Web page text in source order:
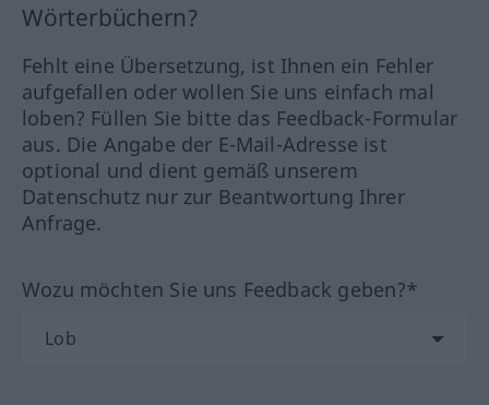
Wörterbüchern?
Fehlt eine Übersetzung, ist Ihnen ein Fehler
aufgefallen oder wollen Sie uns einfach mal
loben? Füllen Sie bitte das Feedback-Formular
aus. Die Angabe der E-Mail-Adresse ist
optional und dient gemäß unserem
Datenschutz nur zur Beantwortung Ihrer
Anfrage.
Wozu möchten Sie uns Feedback geben?*